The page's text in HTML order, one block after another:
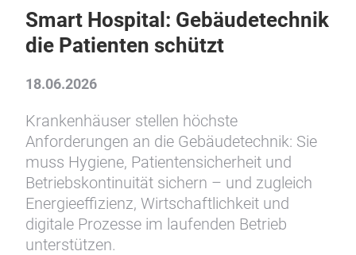
Smart Hospital: Gebäudetechnik
die Patienten schützt
18.06.2026
Krankenhäuser stellen höchste
Anforderungen an die Gebäudetechnik: Sie
muss Hygiene, Patientensicherheit und
Betriebskontinuität sichern – und zugleich
Energieeffizienz, Wirtschaftlichkeit und
digitale Prozesse im laufenden Betrieb
unterstützen.